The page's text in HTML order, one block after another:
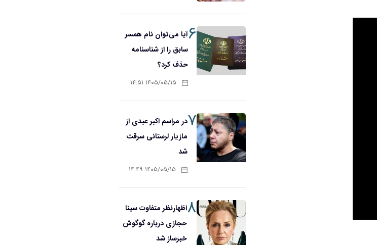
۶آیا می‌توان نام همسر
سابق را از شناسنامه
حذف کرد؟
۱۴۰۵/۰۵/۱۵ ۱۴:۵۱
۷در مراسم اکبر عبدی از
مازیار لرستانی سرقت
شد
۱۴۰۵/۰۵/۱۵ ۱۴:۴۹
۸اظهارنظر متفاوت سینا
حجازی درباره گوگوش
خبرساز شد